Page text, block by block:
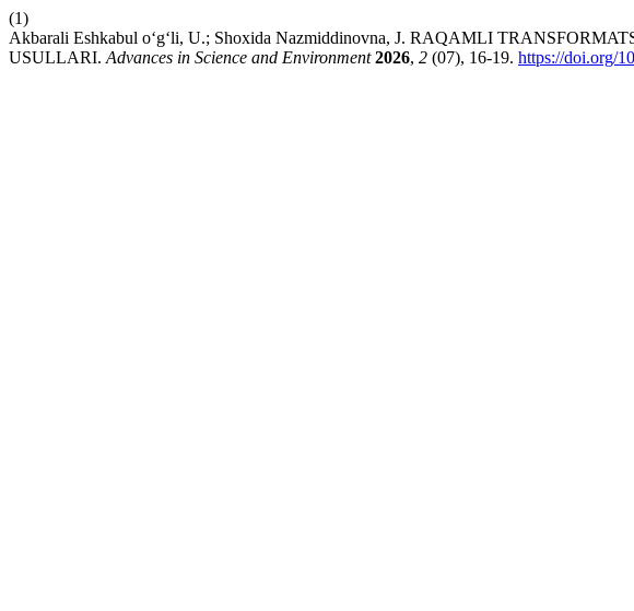
(1)
Akbarali Eshkabul o‘g‘li, U.; Shoxida Nazmiddinovna, J. RAQAMLI
USULLARI. Advances in Science and Environment 2026, 2 (07), 16-19. https://doi.org/